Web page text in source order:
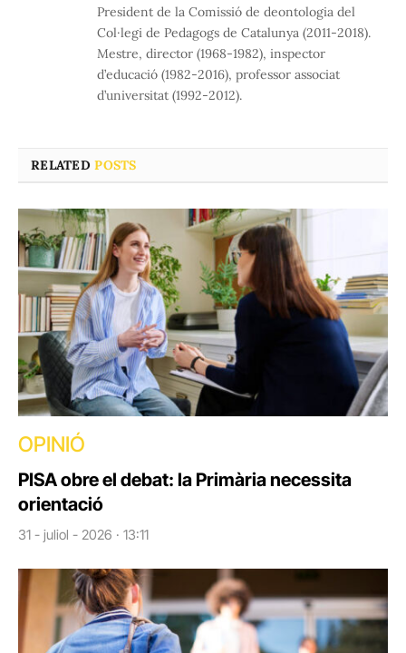
President de la Comissió de deontologia del
Col·legi de Pedagogs de Catalunya (2011-2018).
Mestre, director (1968-1982), inspector
d’educació (1982-2016), professor associat
d’universitat (1992-2012).
RELATEDPOSTS
OPINIÓ
PISA obre el debat: la Primària necessita
orientació
31 - juliol - 2026 · 13:11